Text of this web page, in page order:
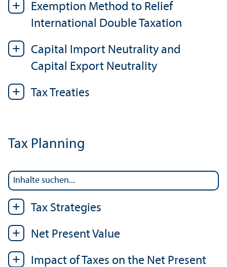
Exemption Method to Relief
International Double Taxation
Capital Import Neutrality and
Capital Export Neutrality
Tax Treaties
Tax Planning
Tax Strategies
Net Present Value
Impact of Taxes on the Net Present